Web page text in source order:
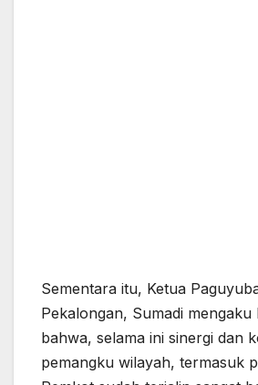
Sementara itu, Ketua
Pekalongan, Sumadi
bahwa, selama ini sinergi dan
pemangku wilayah, termasuk